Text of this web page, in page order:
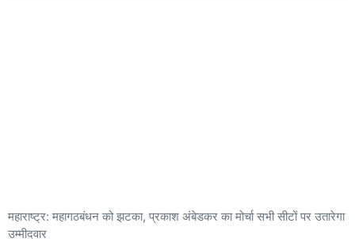
महाराष्ट्र: महागठबंधन को झटका, प्रकाश अंबेडकर का मोर्चा सभी सीटों पर उतारेगा
उम्मीदवार